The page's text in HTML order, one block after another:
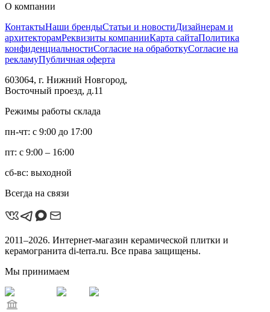
О компании
КонтактыНаши брендыСтатьи и новостиДизайнерам и
архитекторамРеквизиты компанииКарта сайтаПолитика
конфиденциальностиСогласие на обработкуСогласие на
рекламуПубличная оферта
603064, г. Нижний Новгород,
Восточный проезд, д.11
Режимы работы склада
пн-чт: с 9:00 до 17:00
пт: с 9:00 – 16:00
сб-вс: выходной
Всегда на связи
2011–2026. Интернет-магазин керамической плитки и
керамогранита di-terra.ru. Все права защищены.
Мы принимаем